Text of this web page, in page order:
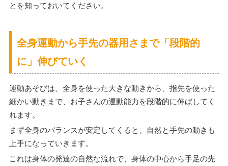
とを知っておいてください。
全身運動から手先の器用さまで「段階的
に」伸びていく
運動あそびは、全身を使った大きな動きから、指先を使った
細かい動きまで、お子さんの運動能力を段階的に伸ばしてく
れます。
まず全身のバランスが安定してくると、自然と手先の動きも
上手になっていきます。
これは身体の発達の自然な流れで、身体の中心から手足の先